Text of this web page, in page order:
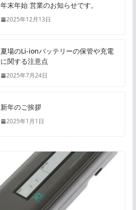
年末年始 営業のお知らせです。
2025年12月13日
夏場のLi-ionバッテリーの保管や充電
に関する注意点
2025年7月24日
新年のご挨拶
2025年1月1日